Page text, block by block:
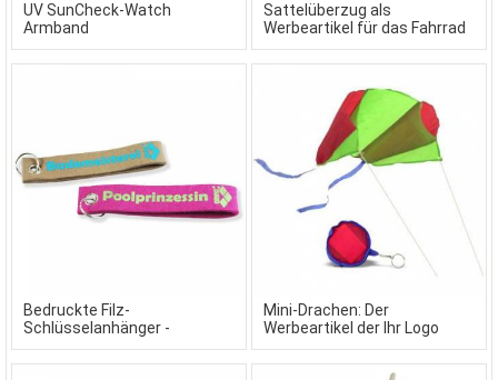
UV SunCheck-Watch
Armband
Sattelüberzug als
Werbeartikel für das Fahrrad
Bedruckte Filz-
Schlüsselanhänger -
Filzschlaufe in Wunschform
Mini-Drachen: Der
Werbeartikel der Ihr Logo
fliegen lässt